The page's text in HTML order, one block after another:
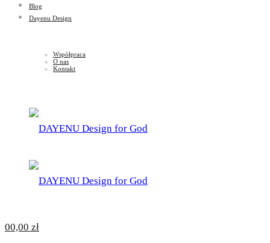
Blog
Dayenu Design
Współpraca
O nas
Kontakt
00,00 zł